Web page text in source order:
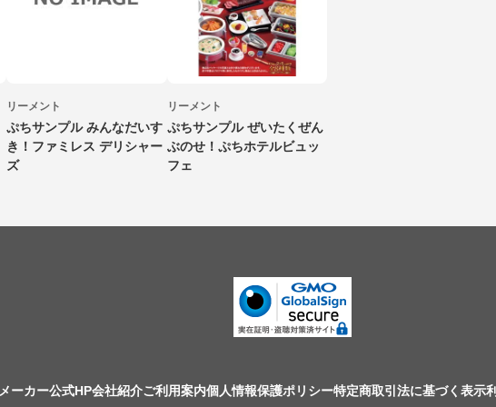
リーメント
ぷちサンプル みんなだいす
き！ファミレス デリシャー
ズ
リーメント
ぷちサンプル ぜいたくぜん
ぶのせ！ぷちホテルビュッ
フェ
メーカー公式HP会社紹介ご利用案内個人情報保護ポリシー特定商取引法に基づく表示